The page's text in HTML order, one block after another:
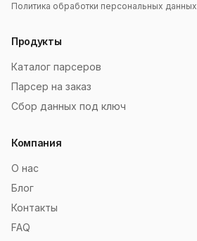
Политика обработки персональных данных
Продукты
Каталог парсеров
Парсер на заказ
Сбор данных под ключ
Компания
О нас
Блог
Контакты
FAQ